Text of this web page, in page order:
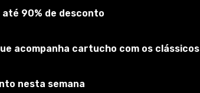
até 90% de desconto
acompanha cartucho com os clássicos
nesta semana